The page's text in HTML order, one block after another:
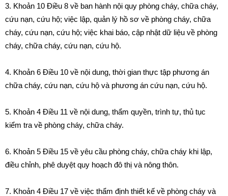
3. Khoản 10 Điều 8 về ban hành nội quy phòng cháy, chữa cháy,
cứu nạn, cứu hộ; việc lập, quản lý hồ sơ về phòng cháy, chữa
cháy, cứu nạn, cứu hộ; việc khai báo, cập nhật dữ liệu về phòng
cháy, chữa cháy, cứu nạn, cứu hộ.
4. Khoản 6 Điều 10 về nội dung, thời gian thực tập phương án
chữa cháy, cứu nạn, cứu hộ và phương án cứu nạn, cứu hộ.
5. Khoản 4 Điều 11 về nội dung, thẩm quyền, trình tự, thủ tục
kiểm tra về phòng cháy, chữa cháy.
6. Khoản 5 Điều 15 về yêu cầu phòng cháy, chữa cháy khi lập,
điều chỉnh, phê duyệt quy hoạch đô thị và nông thôn.
7. Khoản 4 Điều 17 về việc thẩm định thiết kế về phòng cháy và